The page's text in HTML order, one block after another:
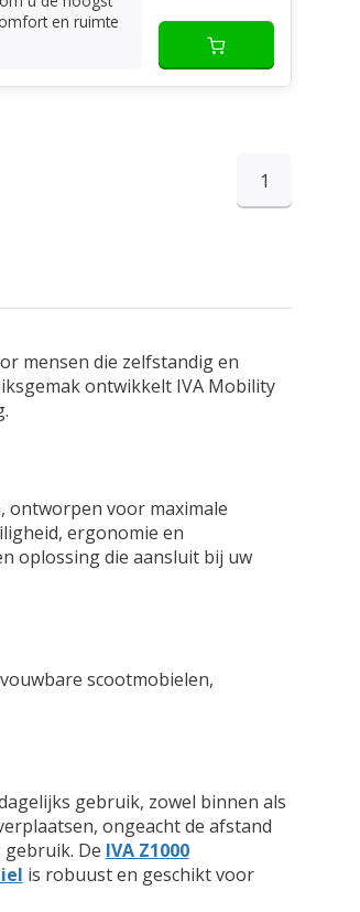
en ruimte
1
mensen die zelfstandig en
ontwikkelt IVA Mobility
ontworpen voor maximale
ergonomie en
oplossing die aansluit bij uw
scootmobielen,
gebruik, zowel binnen als
ongeacht de afstand
De IVA Z1000
is robuust en geschikt voor